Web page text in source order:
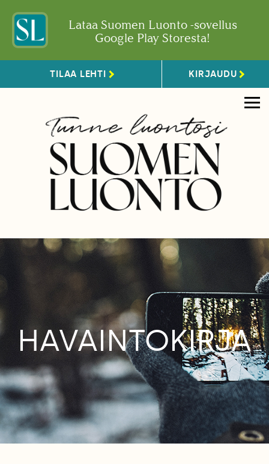
Lataa Suomen Luonto -sovellus
Google Play Storesta!
TILAA LEHTI KIRJAUDU
HAVAINTOKIRJA